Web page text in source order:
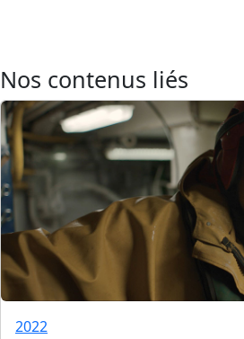
Nos contenus liés
2022